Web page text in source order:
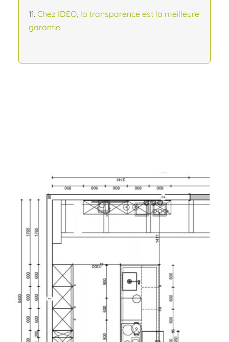
Chez IDEO, la transparence est la meilleure
garantie